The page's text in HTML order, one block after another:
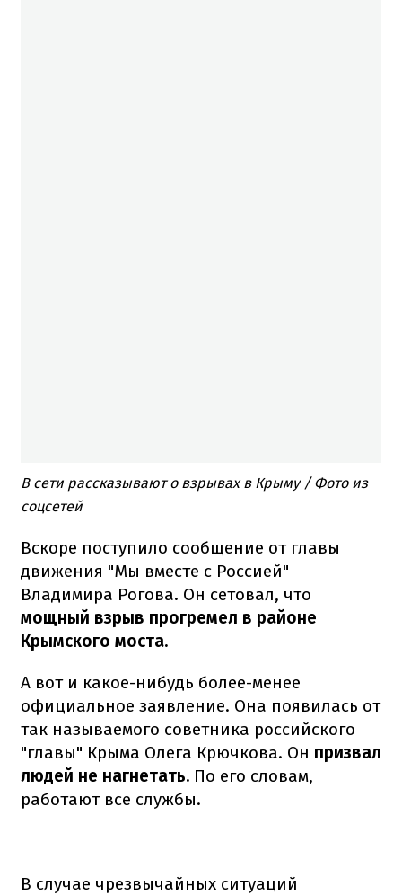
В сети рассказывают о взрывах в Крыму / Фото из
соцсетей​
Вскоре поступило сообщение от главы
движения "Мы вместе с Россией"
Владимира Рогова. Он сетовал, что
мощный взрыв прогремел в районе
Крымского моста.
А вот и какое-нибудь более-менее
официальное заявление. Она появилась от
так называемого советника российского
"главы" Крыма Олега Крючкова. Он призвал
людей не нагнетать. По его словам,
работают все службы.
В случае чрезвычайных ситуаций